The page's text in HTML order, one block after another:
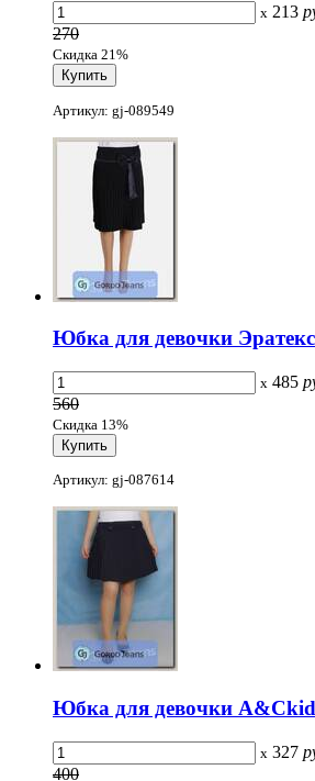
x 213
270
Скидка 21%
Артикул: gj-089549
Юбка для девочки
x 485
560
Скидка 13%
Артикул: gj-087614
Юбка для девочки
x 327
400